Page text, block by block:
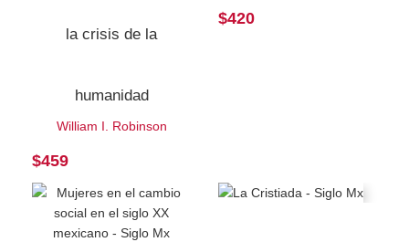
la crisis de la
humanidad
William I. Robinson
$459
$420